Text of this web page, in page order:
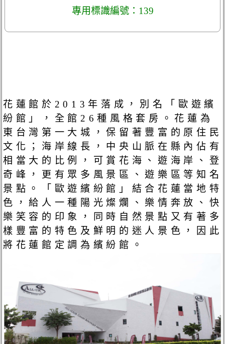
專用標識編號：139
花蓮館於2013年落成，別名「歐遊繽
紛館」，全館26種風格套房。花蓮為
東台灣第一大城，保留著豐富的原住民
文化；海岸線長，中央山脈在縣內佔有
相當大的比例，可賞花海、遊海岸、登
奇峰，更有眾多風景區、遊樂區等知名
景點。「歐遊繽紛館」結合花蓮當地特
色，給人一種陽光燦爛、樂情奔放、快
樂笑容的印象，同時自然景點又有著多
樣豐富的特色及鮮明的迷人景色，因此
將花蓮館定調為繽紛館。